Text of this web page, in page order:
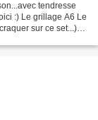
tendresse
:) Le grillage A6 Le
sur ce set...) Et